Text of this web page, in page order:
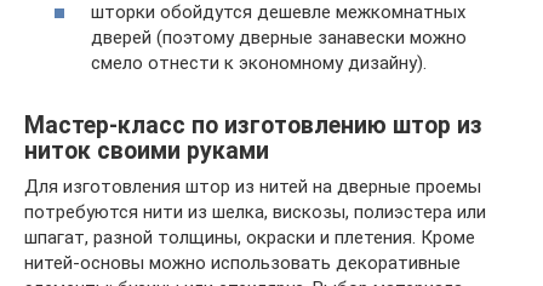
шторки обойдутся дешевле межкомнатных
дверей (поэтому дверные занавески можно
смело отнести к экономному дизайну).
Мастер-класс по изготовлению штор из
ниток своими руками
Для изготовления штор из нитей на дверные проемы
потребуются нити из шелка, вискозы, полиэстера или
шпагат, разной толщины, окраски и плетения. Кроме
нитей-основы можно использовать декоративные